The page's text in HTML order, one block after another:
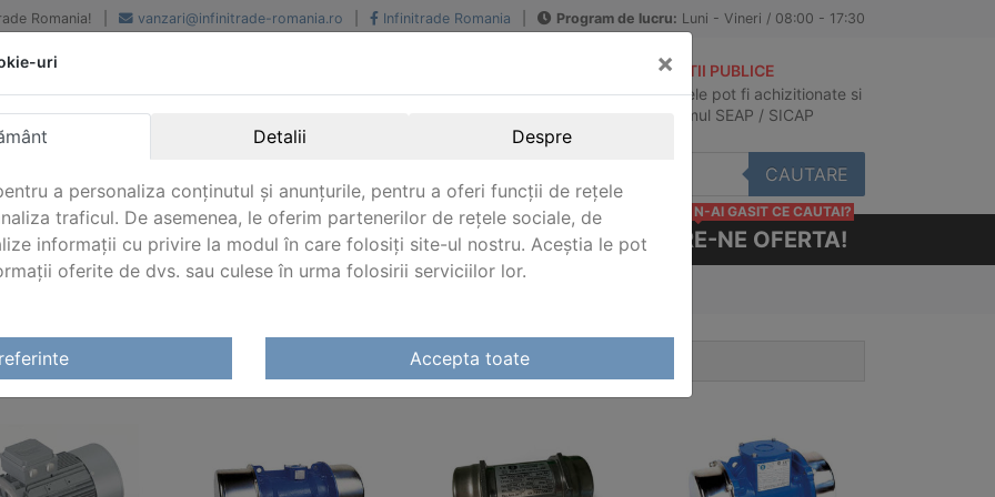
Romania! vanzari@infinitrade-romania.ro Infinitrade Romania Program de lucru: Luni - Vineri / 08:00 - 17:30
renume
National si international
Livrari din stoc intern sau
ACHIZITII PUBLICE
Produsele pot fi achizitionate si
in sistemul SEAP / SICAP
CAUTARE
CERE-NE OFERTA!
N-AI GASIT CE CAUTAI?
electrice Bege
ELECTRICE BEGE
uri ×
Detalii Despre
a personaliza conținutul și anunțurile, pentru a oferi funcții de rețele
traficul. De asemenea, le oferim partenerilor de rețele sociale, de
informații cu privire la modul în care folosiți site-ul nostru. Aceștia le pot
oferite de dvs. sau culese în urma folosirii serviciilor lor.
Accepta toate